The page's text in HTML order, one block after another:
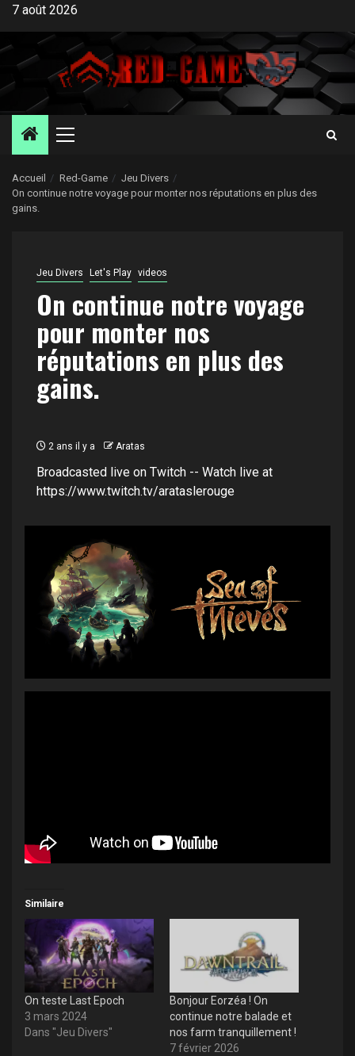
Aller
contenu
7 août 2026
Menu
Accueil Red-Game
Jeu Divers
On continue notre voyage pour monter nos réputations en plus des
gains.
Jeu Divers Let's Play videos
On continue notre voyage
pour monter nos
réputations en plus des
gains.
2 ans il y a Aratas
Broadcasted live on Twitch -- Watch live at
https://www.twitch.tv/arataslerouge
Similaire
On teste Last Epoch
3 mars 2024
Dans "Jeu Divers"
Bonjour Eorzéa ! On
continue notre balade et
nos farm tranquillement !
7 février 2026